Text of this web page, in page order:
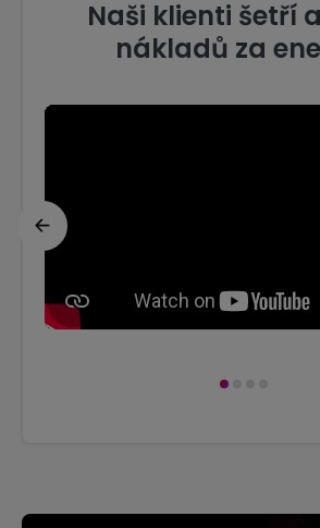
Naši klienti šetří
nákladů za